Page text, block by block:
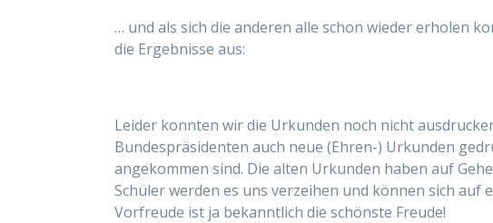
… und als sich die anderen alle schon wieder erholen
die Ergebnisse aus:
Leider konnten wir die Urkunden noch nicht
Bundespräsidenten auch neue (Ehren-) Urkunden
angekommen sind. Die alten Urkunden haben auf
Schüler werden es uns verzeihen und können sich auf
Vorfreude ist ja bekanntlich die schönste Freude!